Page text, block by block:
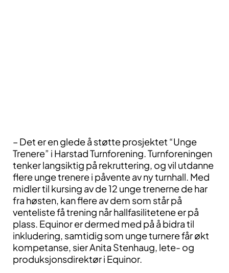
– Det er en glede å støtte prosjektet “Unge
Trenere” i Harstad Turnforening. Turnforeningen
tenker langsiktig på rekruttering, og vil utdanne
flere unge trenere i påvente av ny turnhall. Med
midler til kursing av de 12 unge trenerne de har
fra høsten, kan flere av dem som står på
venteliste få trening når hallfasilitetene er på
plass. Equinor er dermed med på å bidra til
inkludering, samtidig som unge turnere får økt
kompetanse, sier Anita Stenhaug, lete- og
produksjonsdirektør i Equinor.